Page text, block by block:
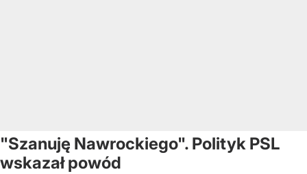
"Szanuję Nawrockiego". Polityk PSL
wskazał powód